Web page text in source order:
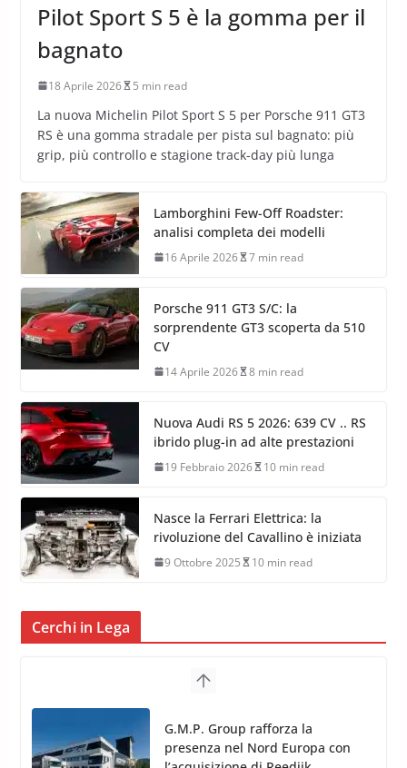
Pilot Sport S 5 è la gomma per il
bagnato
18 Aprile 2026 5 min read
La nuova Michelin Pilot Sport S 5 per Porsche 911 GT3
RS è una gomma stradale per pista sul bagnato: più
grip, più controllo e stagione track-day più lunga
Lamborghini Few-Off Roadster:
analisi completa dei modelli
16 Aprile 2026 7 min read
Porsche 911 GT3 S/C: la
sorprendente GT3 scoperta da 510
CV
14 Aprile 2026 8 min read
Nuova Audi RS 5 2026: 639 CV .. RS
ibrido plug-in ad alte prestazioni
19 Febbraio 2026 10 min read
Nasce la Ferrari Elettrica: la
rivoluzione del Cavallino è iniziata
9 Ottobre 2025 10 min read
Cerchi in Lega
G.M.P. Group rafforza la
l’acquisizione di Reedijk
TPMS Alcar Sensor – Sistemi di